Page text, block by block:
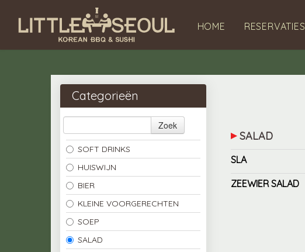
HOME RESERVATIES
Categorieën
Zoek
SOFT DRINKS
HUISWIJN
BIER
KLEINE VOORGERECHTEN
SOEP
SALAD
SALAD
SLA
ZEEWIER SALAD